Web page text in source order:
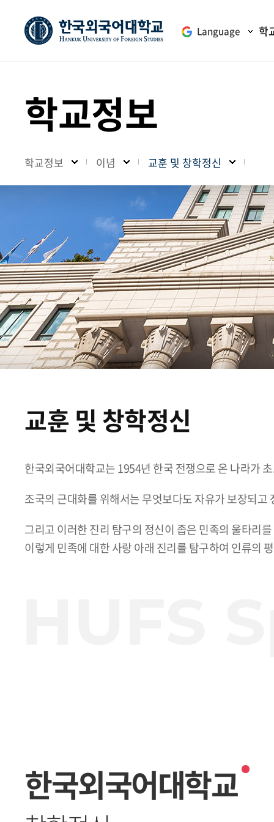
Language 학
학교정보
학교정보 이념 교훈 및 창학정신
교훈 및 창학정신
한국외국어대학교는 1954년 한국 전쟁으로 온 나라가
조국의 근대화를 위해서는 무엇보다도 자유가 보장되
그리고 이러한 진리 탐구의 정신이 좁은 민족의 울타리
이렇게 민족에 대한 사랑 아래 진리를 탐구하여 인류의
한국외국어대학교